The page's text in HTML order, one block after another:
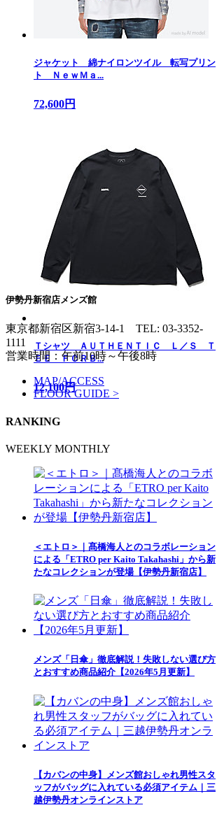
ジャケット 綿ナイロンツイル 転写プリン
ト ＮｅｗＭａ...
72,600円
Ｔシャツ ＡＵＴＨＥＮＴＩＣ Ｌ／Ｓ Ｔ
ＥＥ ＦＣＲＢ...
12,100円
伊勢丹新宿店メンズ館
東京都新宿区新宿3-14-1 TEL: 03-3352-
1111
営業時間：午前10時～午後8時
MAP/ACCESS
FLOOR GUIDE >
RANKING
WEEKLY MONTHLY
＜エトロ＞｜髙橋海人とのコラボレーション
による「ETRO per Kaito Takahashi」から新
たなコレクションが登場【伊勢丹新宿店】
メンズ「日傘」徹底解説！失敗しない選び方
とおすすめ商品紹介【2026年5月更新】
【カバンの中身】メンズ館おしゃれ男性スタ
ッフがバッグに入れている必須アイテム｜三
越伊勢丹オンラインストア